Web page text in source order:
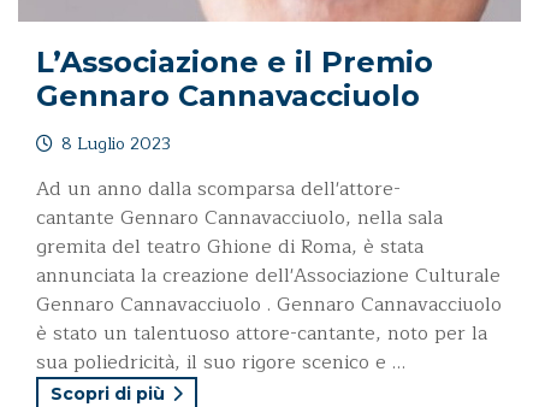
L’Associazione e il Premio
Gennaro Cannavacciuolo
8 Luglio 2023
Ad un anno dalla scomparsa dell'attore-
cantante Gennaro Cannavacciuolo, nella sala
gremita del teatro Ghione di Roma, è stata
annunciata la creazione dell'Associazione Culturale
Gennaro Cannavacciuolo . Gennaro Cannavacciuolo
è stato un talentuoso attore-cantante, noto per la
sua poliedricità, il suo rigore scenico e …
Scopri di più